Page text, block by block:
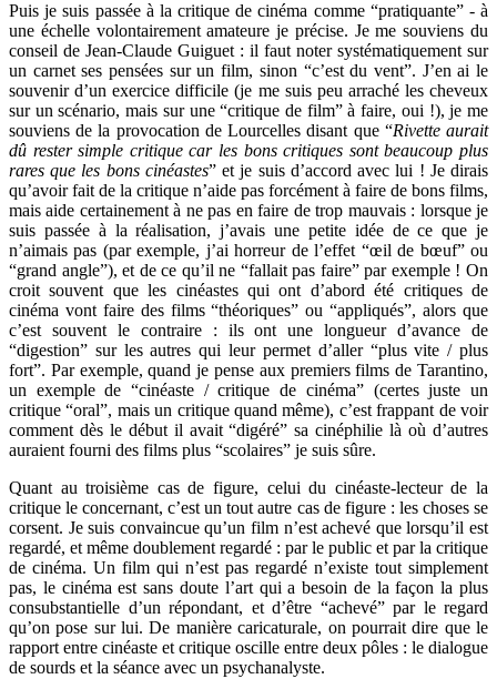
Puis je suis passée à la critique de cinéma comme “pratiquante” - à
une échelle volontairement amateure je précise. Je me souviens du
conseil de Jean-Claude Guiguet : il faut noter systématiquement sur
un carnet ses pensées sur un film, sinon “c’est du vent”. J’en ai le
souvenir d’un exercice difficile (je me suis peu arraché les cheveux
sur un scénario, mais sur une “critique de film” à faire, oui !), je me
souviens de la provocation de Lourcelles disant que “Rivette aurait
dû rester simple critique car les bons critiques sont beaucoup plus
rares que les bons cinéastes” et je suis d’accord avec lui ! Je dirais
qu’avoir fait de la critique n’aide pas forcément à faire de bons films,
mais aide certainement à ne pas en faire de trop mauvais : lorsque je
suis passée à la réalisation, j’avais une petite idée de ce que je
n’aimais pas (par exemple, j’ai horreur de l’effet “œil de bœuf” ou
“grand angle”), et de ce qu’il ne “fallait pas faire” par exemple ! On
croit souvent que les cinéastes qui ont d’abord été critiques de
cinéma vont faire des films “théoriques” ou “appliqués”, alors que
c’est souvent le contraire : ils ont une longueur d’avance de
“digestion” sur les autres qui leur permet d’aller “plus vite / plus
fort”. Par exemple, quand je pense aux premiers films de Tarantino,
un exemple de “cinéaste / critique de cinéma” (certes juste un
critique “oral”, mais un critique quand même), c’est frappant de voir
comment dès le début il avait “digéré” sa cinéphilie là où d’autres
auraient fourni des films plus “scolaires” je suis sûre.
Quant au troisième cas de figure, celui du cinéaste-lecteur de la
critique le concernant, c’est un tout autre cas de figure : les choses se
corsent. Je suis convaincue qu’un film n’est achevé que lorsqu’il est
regardé, et même doublement regardé : par le public et par la critique
de cinéma. Un film qui n’est pas regardé n’existe tout simplement
pas, le cinéma est sans doute l’art qui a besoin de la façon la plus
consubstantielle d’un répondant, et d’être “achevé” par le regard
qu’on pose sur lui. De manière caricaturale, on pourrait dire que le
rapport entre cinéaste et critique oscille entre deux pôles : le dialogue
de sourds et la séance avec un psychanalyste.